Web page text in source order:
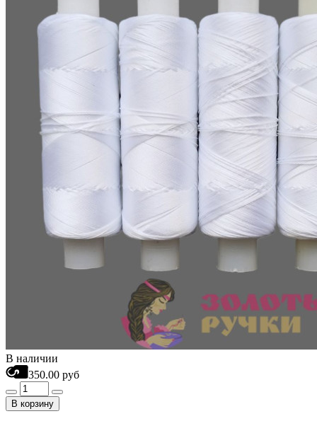
В наличии
350.00 руб
В корзину